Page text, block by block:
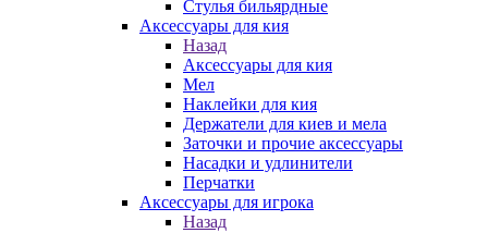
Стулья бильярдные
Аксессуары для кия
Назад
Аксессуары для кия
Мел
Наклейки для кия
Держатели для киев и мела
Заточки и прочие аксессуары
Насадки и удлинители
Перчатки
Аксессуары для игрока
Назад